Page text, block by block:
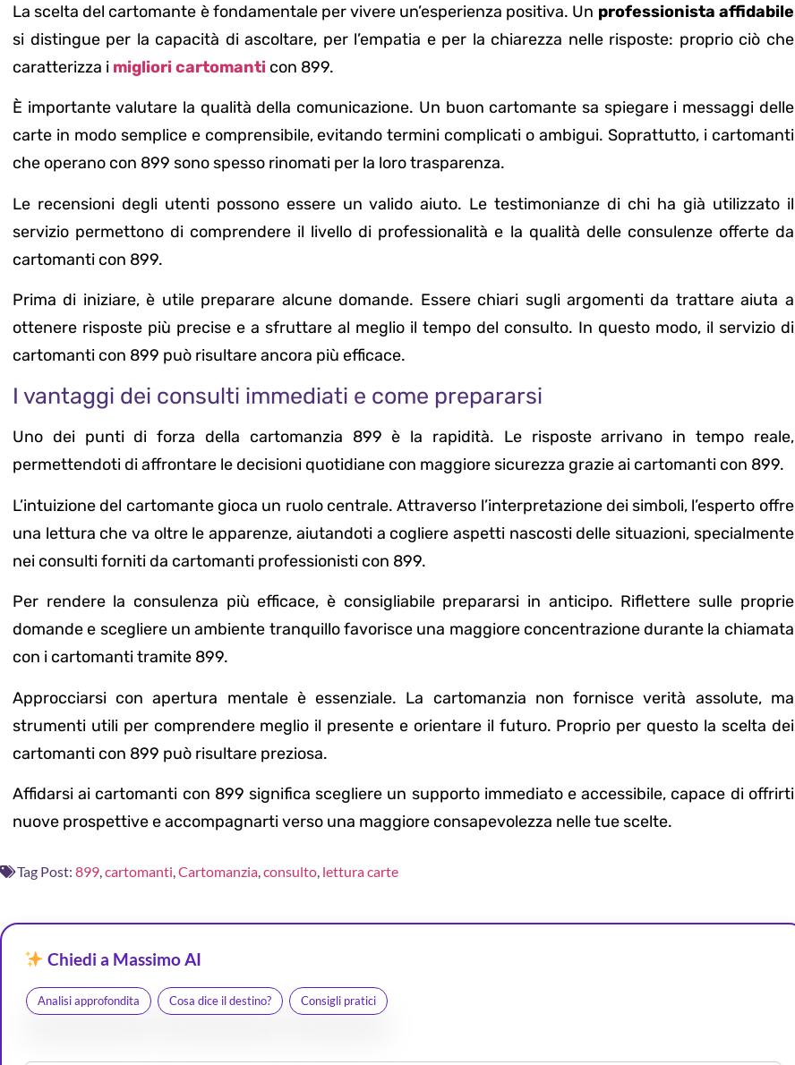
La scelta del cartomante è fondamentale per vivere un’esperienza positiva. Un professionista affidabile
si distingue per la capacità di ascoltare, per l’empatia e per la chiarezza nelle risposte: proprio ciò che
caratterizza i migliori cartomanti con 899.
È importante valutare la qualità della comunicazione. Un buon cartomante sa spiegare i messaggi delle
carte in modo semplice e comprensibile, evitando termini complicati o ambigui. Soprattutto, i cartomanti
che operano con 899 sono spesso rinomati per la loro trasparenza.
Le recensioni degli utenti possono essere un valido aiuto. Le testimonianze di chi ha già utilizzato il
servizio permettono di comprendere il livello di professionalità e la qualità delle consulenze offerte da
cartomanti con 899.
Prima di iniziare, è utile preparare alcune domande. Essere chiari sugli argomenti da trattare aiuta a
ottenere risposte più precise e a sfruttare al meglio il tempo del consulto. In questo modo, il servizio di
cartomanti con 899 può risultare ancora più efficace.
I vantaggi dei consulti immediati e come prepararsi
Uno dei punti di forza della cartomanzia 899 è la rapidità. Le risposte arrivano in tempo reale,
permettendoti di affrontare le decisioni quotidiane con maggiore sicurezza grazie ai cartomanti con 899.
L’intuizione del cartomante gioca un ruolo centrale. Attraverso l’interpretazione dei simboli, l’esperto offre
una lettura che va oltre le apparenze, aiutandoti a cogliere aspetti nascosti delle situazioni, specialmente
nei consulti forniti da cartomanti professionisti con 899.
Per rendere la consulenza più efficace, è consigliabile prepararsi in anticipo. Riflettere sulle proprie
domande e scegliere un ambiente tranquillo favorisce una maggiore concentrazione durante la chiamata
con i cartomanti tramite 899.
Approcciarsi con apertura mentale è essenziale. La cartomanzia non fornisce verità assolute, ma
strumenti utili per comprendere meglio il presente e orientare il futuro. Proprio per questo la scelta dei
cartomanti con 899 può risultare preziosa.
Affidarsi ai cartomanti con 899 significa scegliere un supporto immediato e accessibile, capace di offrirti
nuove prospettive e accompagnarti verso una maggiore consapevolezza nelle tue scelte.
Tag Post: 899,cartomanti,Cartomanzia,consulto, lettura carte
Chiedi a Massimo AI
Analisi approfondita Cosa dice il destino? Consigli pratici